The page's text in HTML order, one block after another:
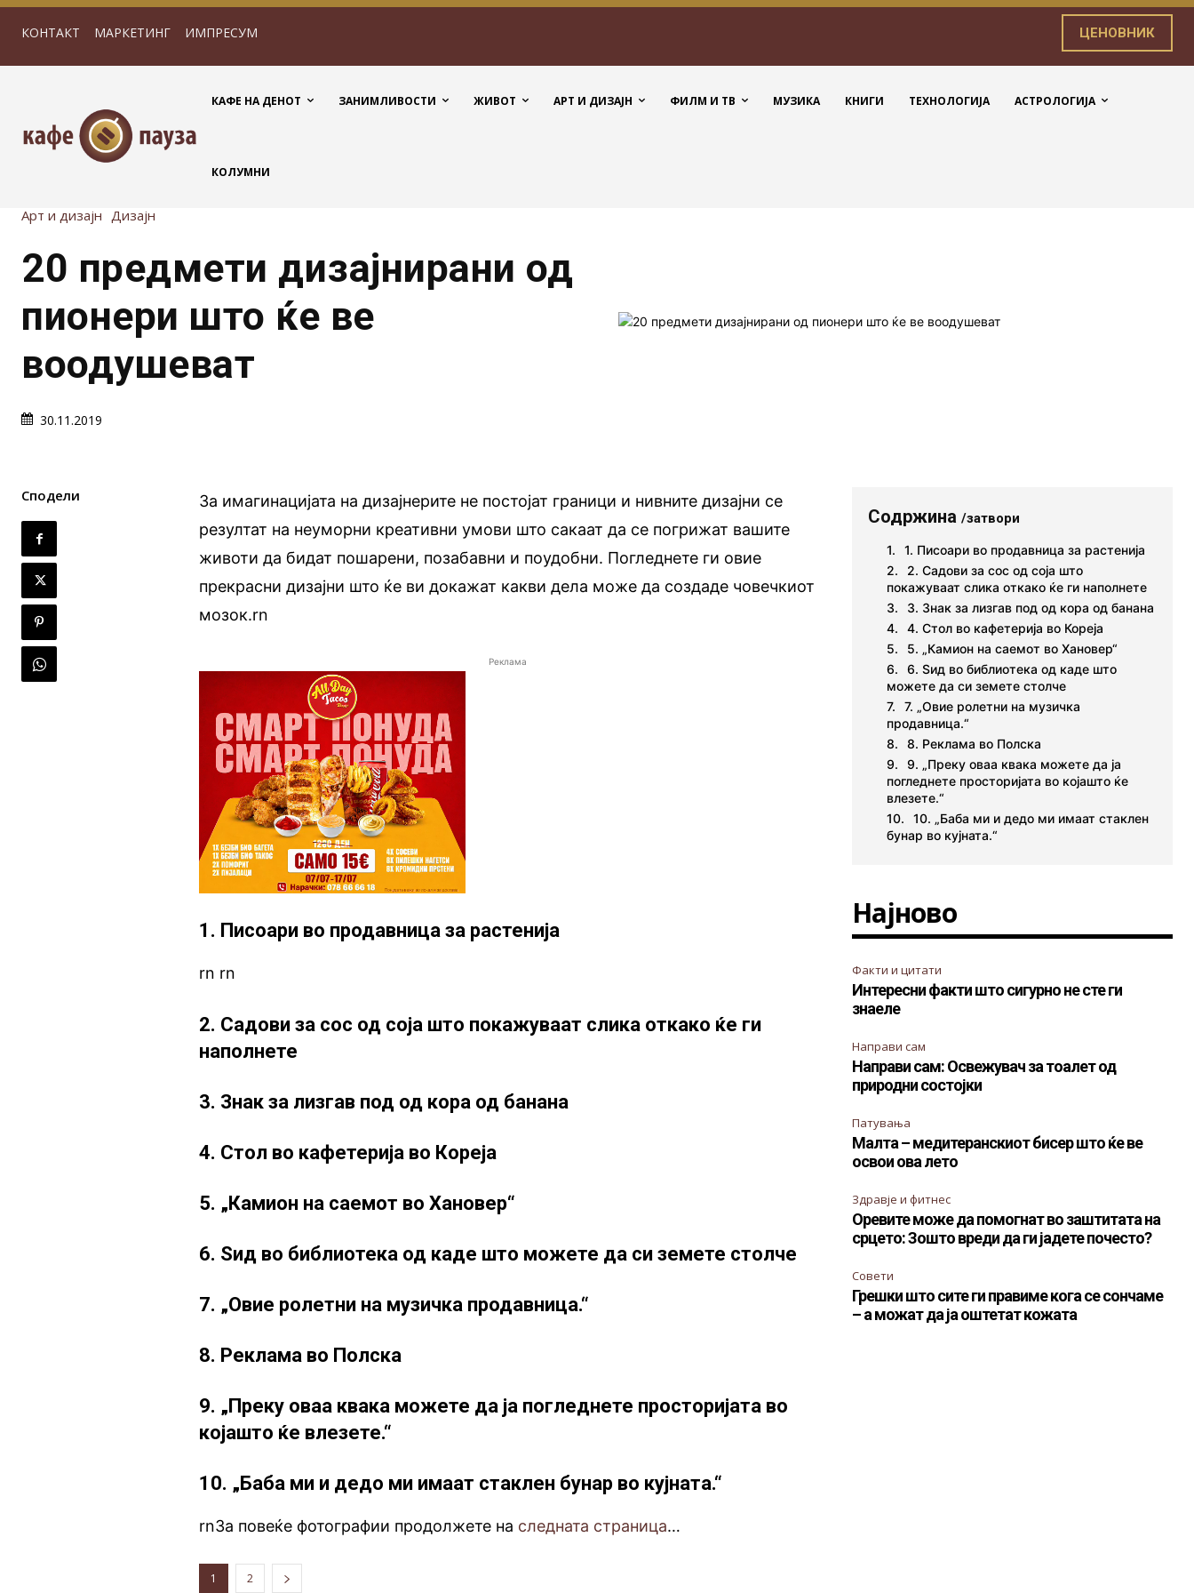
КОНТАКТ МАРКЕТИНГ ИМПРЕСУМ ЦЕНОВНИК
КАФЕ НА ДЕНОТ ЗАНИМЛИВОСТИ ЖИВОТ АРТ И ДИЗАЈН ФИЛМ И ТВ МУЗИКА КНИГИ ТЕХНОЛОГИЈА АСТРОЛОГИЈА
КОЛУМНИ
Арт и дизајн Дизајн
20 предмети дизајнирани од
пионери што ќе ве
воодушеват
30.11.2019
Сподели
За имагинацијата на дизајнерите не постојат граници и нивните дизајни се
резултат на неуморни креативни умови што сакаат да се погрижат вашите
животи да бидат пошарени, позабавни и поудобни. Погледнете ги овие
прекрасни дизајни што ќе ви докажат какви дела може да создаде човечкиот
мозок.rn
Реклама
1. Писоари во продавница за растенија
rn rn
2. Садови за сос од соја што покажуваат слика откако ќе ги
наполнете
3. Знак за лизгав под од кора од банана
4. Стол во кафетерија во Кореја
5. „Камион на саемот во Хановер“
6. Ѕид во библиотека од каде што можете да си земете столче
7. „Овие ролетни на музичка продавница.“
8. Реклама во Полска
9. „Преку оваа квака можете да ја погледнете просторијата во
којашто ќе влезете.“
10. „Баба ми и дедо ми имаат стаклен бунар во кујната.“
rnЗа повеќе фотографии продолжете на следната страница…
1 2
Содржина/затвори
1. Писоари во продавница за растенија
2. Садови за сос од соја што
покажуваат слика откако ќе ги наполнете
3. Знак за лизгав под од кора од банана
4. Стол во кафетерија во Кореја
5. „Камион на саемот во Хановер“
6. Ѕид во библиотека од каде што
можете да си земете столче
7. „Овие ролетни на музичка
продавница.“
8. Реклама во Полска
9. „Преку оваа квака можете да ја
погледнете просторијата во којашто ќе
влезете.“
10. „Баба ми и дедо ми имаат стаклен
бунар во кујната.“
Најново
Факти и цитати
Интересни факти што сигурно не сте ги
знаеле
Направи сам
Направи сам: Освежувач за тоалет од
природни состојки
Патувања
Малта – медитеранскиот бисер што ќе ве
освои ова лето
Здравје и фитнес
Оревите може да помогнат во заштитата на
срцето: Зошто вреди да ги јадете почесто?
Совети
Грешки што сите ги правиме кога се сончаме
– а можат да ја оштетат кожата